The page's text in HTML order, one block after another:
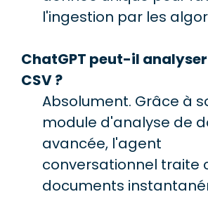
l'ingestion par les
ChatGPT peut-il
CSV ?
Absolument. Grâce à
module d'analyse de
avancée, l'agent
conversationnel traite
documents